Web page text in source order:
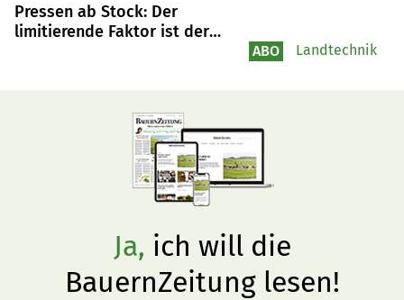
Pressen ab Stock: Der
limitierende Faktor ist der
ABO Landtechnik
Ja, ich will die
BauernZeitung lesen!